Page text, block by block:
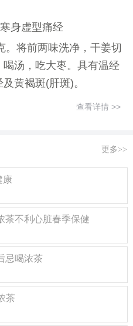
寒身虚型痛经
。将前两味洗净，干姜切
汤，吃大枣。具有温经
黄褐斑(肝斑)。
查看详情 >>
更多>>
康
茶不利心脏春季保健
忌喝浓茶
茶